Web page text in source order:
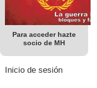
Para acceder hazte
socio de MH
Inicio de sesión